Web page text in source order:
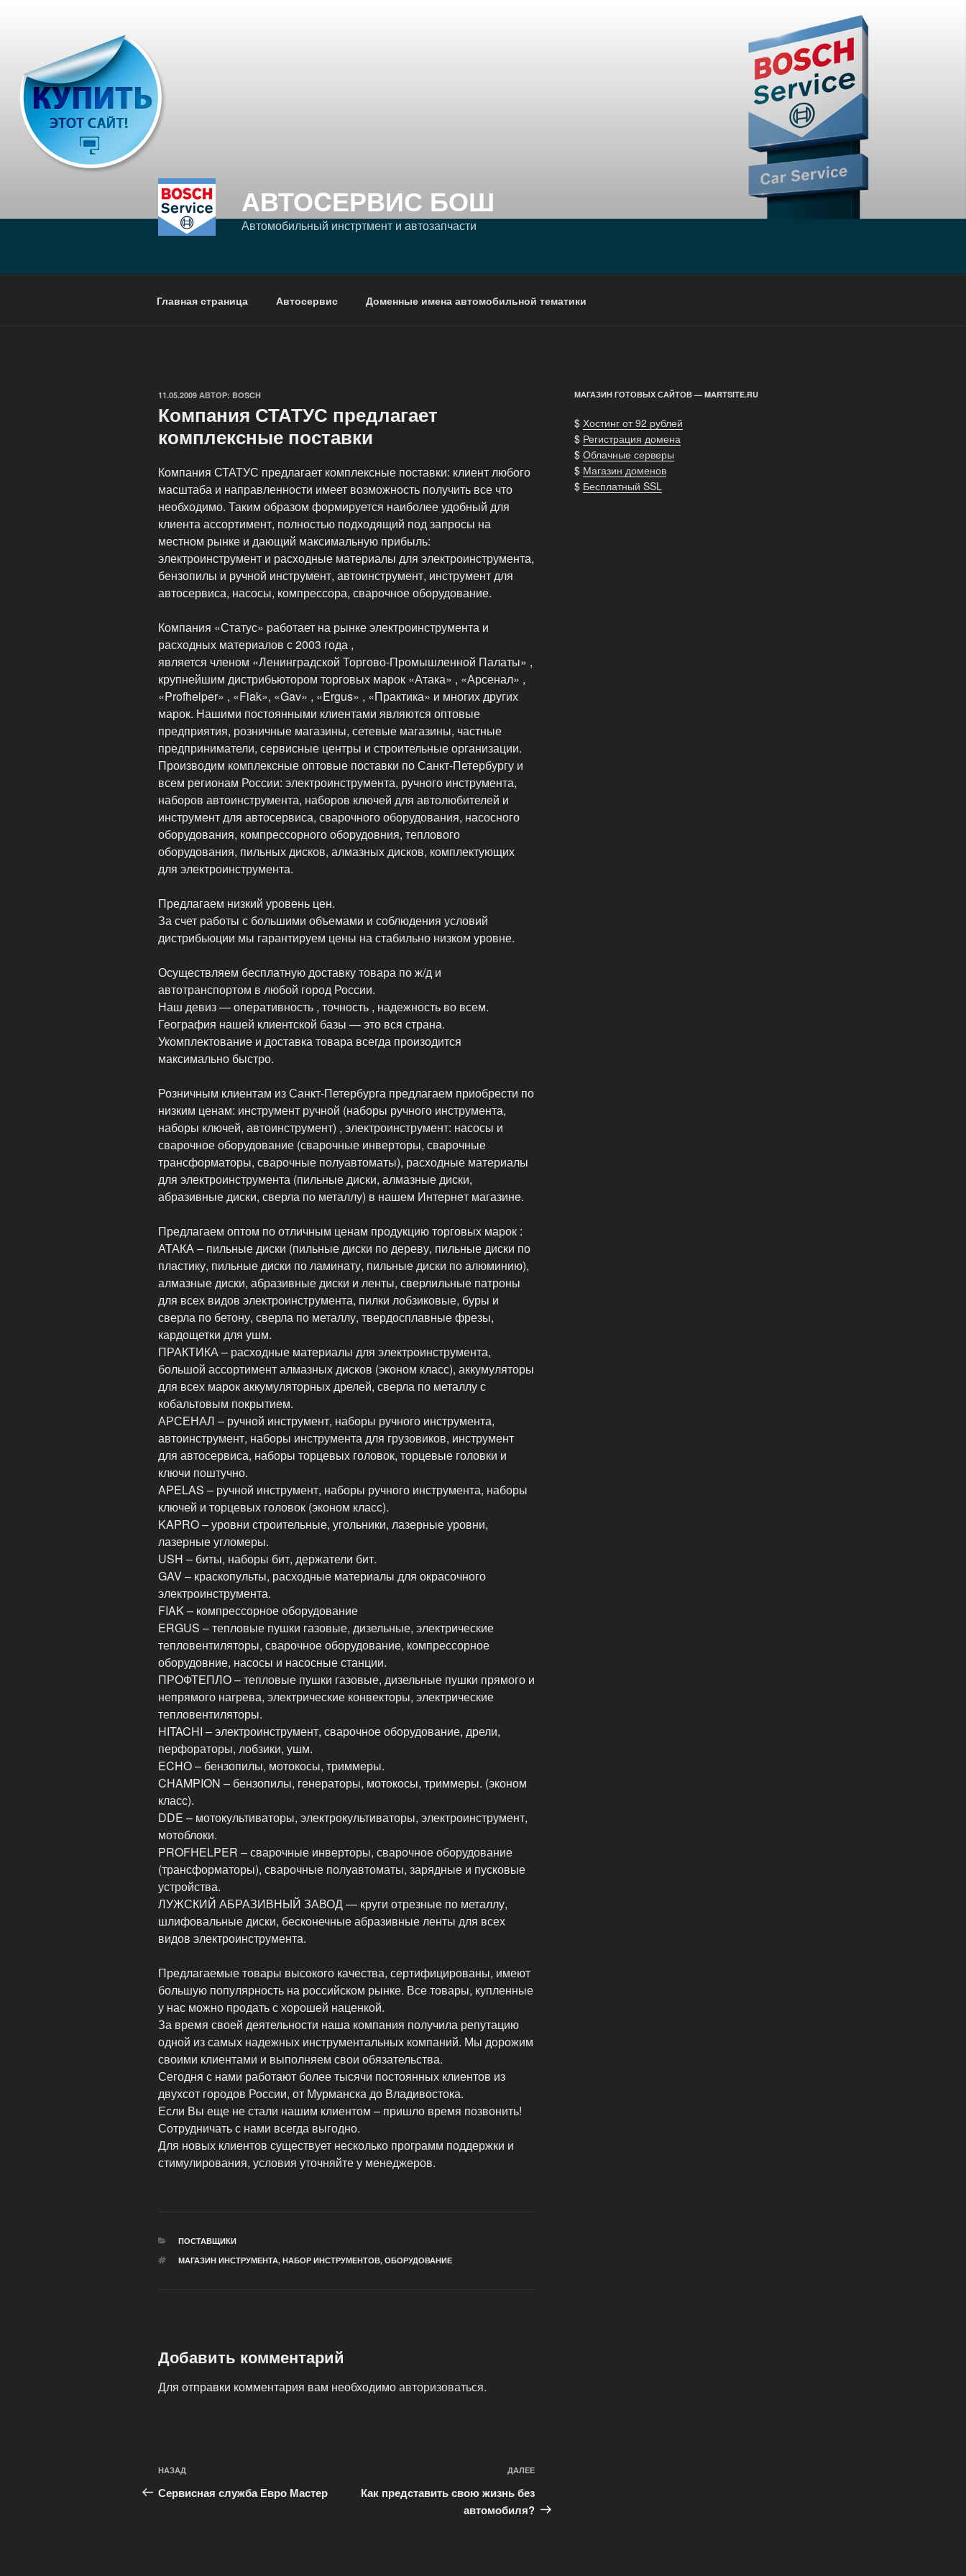
АВТОCЕРВИС БОШ
Автомобильный инстртмент и автозапчасти
Главная страница Автосервис Доменные имена автомобильной тематики
ОПУБЛИКОВАНО
11.05.2009 АВТОР: BOSCH
Компания СТАТУС предлагает
комплексные поставки
Компания СТАТУС предлагает комплексные поставки: клиент любого
масштаба и направленности имеет возможность получить все что
необходимо. Таким образом формируется наиболее удобный для
клиента ассортимент, полностью подходящий под запросы на
местном рынке и дающий максимальную прибыль:
электроинструмент и расходные материалы для электроинструмента,
бензопилы и ручной инструмент, автоинструмент, инструмент для
автосервиса, насосы, компрессора, сварочное оборудование.
Компания «Статус» работает на рынке электроинструмента и
расходных материалов с 2003 года ,
является членом «Ленинградской Торгово-Промышленной Палаты» ,
крупнейшим дистрибьютором торговых марок «Атака» , «Арсенал» ,
«Profhelper» , «Fiak», «Gav» , «Ergus» , «Практика» и многих других
марок. Нашими постоянными клиентами являются оптовые
предприятия, розничные магазины, сетевые магазины, частные
предприниматели, сервисные центры и строительные организации.
Производим комплексные оптовые поставки по Санкт-Петербургу и
всем регионам России: электроинструмента, ручного инструмента,
наборов автоинструмента, наборов ключей для автолюбителей и
инструмент для автосервиса, сварочного оборудования, насосного
оборудования, компрессорного оборудовния, теплового
оборудования, пильных дисков, алмазных дисков, комплектующих
для электроинструмента.
Предлагаем низкий уровень цен.
За счет работы с большими объемами и соблюдения условий
дистрибьюции мы гарантируем цены на стабильно низком уровне.
Осуществляем бесплатную доставку товара по ж/д и
автотранспортом в любой город России.
Наш девиз — оперативность , точность , надежность во всем.
География нашей клиентской базы — это вся страна.
Укомплектование и доставка товара всегда произодится
максимально быстро.
Розничным клиентам из Санкт-Петербурга предлагаем приобрести по
низким ценам: инструмент ручной (наборы ручного инструмента,
наборы ключей, автоинструмент) , электроинструмент: насосы и
сварочное оборудование (сварочные инверторы, сварочные
трансформаторы, сварочные полуавтоматы), расходные материалы
для электроинструмента (пильные диски, алмазные диски,
абразивные диски, сверла по металлу) в нашем Интeрнeт магазинe.
Предлагаем оптом по отличным ценам продукцию торговых марок :
АТАКА – пильные диски (пильные диски по дереву, пильные диски по
пластику, пильные диски по ламинату, пильные диски по алюминию),
алмазные диски, абразивные диски и ленты, сверлильные патроны
для всех видов электроинструмента, пилки лобзиковые, буры и
сверла по бетону, сверла по металлу, твердосплавные фрезы,
кардощетки для ушм.
ПРАКТИКА – расходные материалы для электроинструмента,
большой ассортимент алмазных дисков (эконом класс), аккумуляторы
для всех марок аккумуляторных дрелей, сверла по металлу с
кобальтовым покрытием.
АРСЕНАЛ – ручной инструмент, наборы ручного инструмента,
автоинструмент, наборы инструмента для грузовиков, инструмент
для автосервиса, наборы торцевых головок, торцевые головки и
ключи поштучно.
APELAS – ручной инструмент, наборы ручного инструмента, наборы
ключей и торцевых головок (эконом класс).
KAPRO – уровни строительные, угольники, лазерные уровни,
лазерные угломеры.
USH – биты, наборы бит, держатели бит.
GAV – краскопульты, расходные материалы для окрасочного
электроинструмента.
FIAK – компрессорное оборудование
ERGUS – тепловые пушки газовые, дизельные, электрические
тепловентиляторы, сварочное оборудование, компрессорное
оборудовние, насосы и насосные станции.
ПРОФТЕПЛО – тепловые пушки газовые, дизельные пушки прямого и
непрямого нагрева, электрические конвекторы, электрические
тепловентиляторы.
HITACHI – электроинструмент, сварочное оборудование, дрели,
перфораторы, лобзики, ушм.
ECHO – бензопилы, мотокосы, триммеры.
CHAMPION – бензопилы, генераторы, мотокосы, триммеры. (эконом
класс).
DDE – мотокультиваторы, электрокультиваторы, электроинструмент,
мотоблоки.
PROFHELPER – сварочные инверторы, сварочное оборудование
(трансформаторы), сварочные полуавтоматы, зарядные и пусковые
устройства.
ЛУЖСКИЙ АБРАЗИВНЫЙ ЗАВОД — круги отрезные по металлу,
шлифовальные диски, бесконечные абразивные ленты для всех
видов электроинструмента.
Предлагаемые товары высокого качества, сертифицированы, имеют
большую популярность на российском рынке. Все товары, купленные
у нас можно продать с хорошей наценкой.
За время своей деятельности наша компания получила репутацию
одной из самых надежных инструментальных компаний. Мы дорожим
своими клиентами и выполняем свои обязательства.
Сегодня с нами работают более тысячи постоянных клиентов из
двухсот городов России, от Мурманска до Владивостока.
Если Вы еще не стали нашим клиентом – пришло время позвонить!
Сотрудничать с нами всегда выгодно.
Для новых клиентов существует несколько программ поддержки и
стимулирования, условия уточняйте у менеджеров.
РУБРИКИ
ПОСТАВЩИКИ
МЕТКИ
МАГАЗИН ИНСТРУМЕНТА, НАБОР ИНСТРУМЕНТОВ, ОБОРУДОВАНИЕ
Добавить комментарий
Для отправки комментария вам необходимоавторизоваться.
Навигация
по
Предыдущая
запись:
НАЗАД
Сервисная служба Евро Мастер
ДАЛЕЕ
Как представить свою жизнь без
автомобиля?
МАГАЗИН ГОТОВЫХ САЙТОВ — MARTSITE.RU
$ Хостинг от 92 рублей
$ Регистрация домена
$ Облачные серверы
$ Магазин доменов
$ Бесплатный SSL